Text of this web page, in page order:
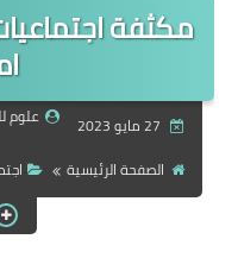
مكثفة
علوم
الصفحة الرئيسية